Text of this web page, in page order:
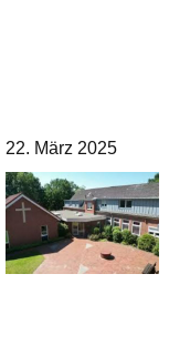
22. März 2025